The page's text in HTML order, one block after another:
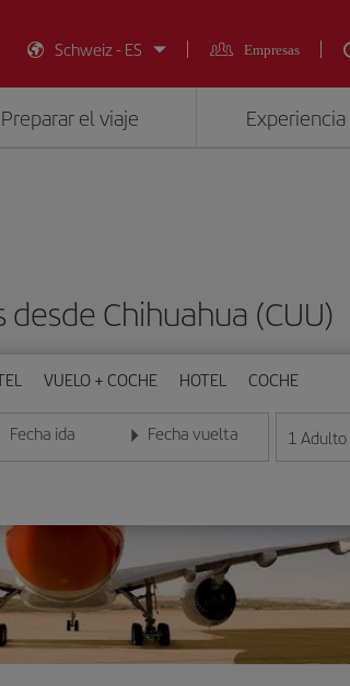
Schweiz - ES
Empresas
Preparar el viaje
Chihuahua (CUU)
VUELO + COCHE HOTEL COCHE
Fecha ida
Introduce la fecha en formato día/mes/año
Fecha vuelta
Introduce la fecha en formato día/
1 Adulto